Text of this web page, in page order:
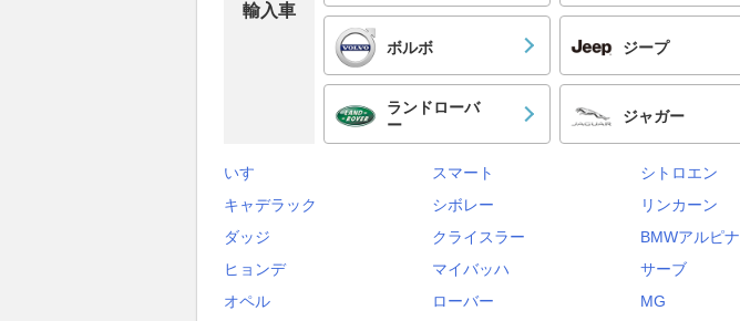
輸入車
ボルボ ジープ
ランドローバ
ー
ジャガー
いすゞ スマート シトロエン
キャデラック
シボレー リンカーン
ダッジ
クライスラー BMWアルピナ
ヒョンデ
マイバッハ サーブ
オペル
ローバー MG